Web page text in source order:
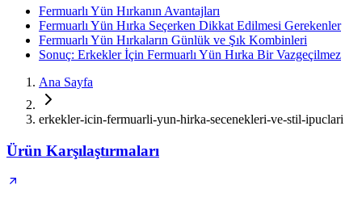
Fermuarlı Yün Hırkanın Avantajları
Fermuarlı Yün Hırka Seçerken Dikkat Edilmesi Gerekenler
Fermuarlı Yün Hırkaların Günlük ve Şık Kombinleri
Sonuç: Erkekler İçin Fermuarlı Yün Hırka Bir Vazgeçilmez
Ana Sayfa
erkekler-icin-fermuarli-yun-hirka-secenekleri-ve-stil-ipuclari
Ürün Karşılaştırmaları